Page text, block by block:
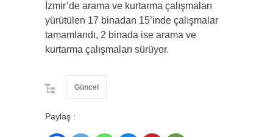
İzmir’de arama ve kurtarma çalışmaları
yürütülen 17 binadan 15’inde çalışmalar
tamamlandı, 2 binada ise arama ve
kurtarma çalışmaları sürüyor.
Güncel
Paylaş :